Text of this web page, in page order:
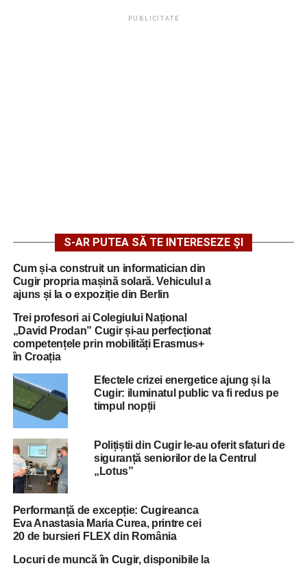
PUBLICITATE
S-AR PUTEA SĂ TE INTERESEZE ȘI
Cum și-a construit un informatician din
Cugir propria mașină solară. Vehiculul a
ajuns și la o expoziție din Berlin
Trei profesori ai Colegiului Național
„David Prodan” Cugir și-au perfecționat
competențele prin mobilități Erasmus+
în Croația
Efectele crizei energetice ajung și la
Cugir: iluminatul public va fi redus pe
timpul nopții
Polițiștii din Cugir le-au oferit sfaturi de
siguranță seniorilor de la Centrul
„Lotus”
Performanță de excepție: Cugireanca
Eva Anastasia Maria Curea, printre cei
20 de bursieri FLEX din România
Locuri de muncă în Cugir, disponibile la